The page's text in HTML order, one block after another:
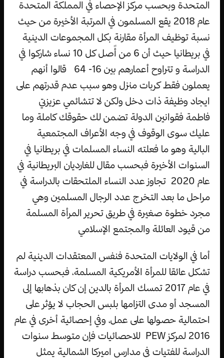
المتحدة وبحسب مركز الإحصاء في المملكة المتحدة
عام 2018 يقع المسلمون في المرتبة الأخيرة من حيث
نسبة توظيف المرأة مقارنة بكل المجموعات الدينية
في بريطانيا حيث أن 6 من أًصل كل 10 نساء شاركوا في
الدراسة و تتراوح أعمارهم بين 16- 64 قالوا أنهم
يعملون فقط كربات منزل وهو سبب عدم قدرتهم على
ايجاد وظيفة ذات دخل ولكن لا تتشائمي عزيزتي
فاطمة فقوانين الدولة تضمن لك حقوقك كاملة وما
عليك سوى الوقوف في وجه الأعراف المجتمعية
البالية وهو ما فعلته النساء المسلمات في بريطانيا في
السنوات الأخيرة فبحسب مقال للغارديان البريطانية في
عام 2020 تجاوز عدد النساء الملتحقات بالدراسة في
مراحل ما بعد التخرج عدد الرجال المسلمين وهي
مجرد خطوة صغيرة في طريق تحرير المرأة المسلمة
من قيود العائلة والمجتمع الإسلامي
أما في الولايات المتحدة فنفس المعتقدات الدينية لم
تشكل عائقا للمرأة الأمريكية المسلمة، فبحسب دراسة
في عام 2017 تمسك المرأة بالدين إن كان بذهابها إلى
المسجد أو مدى التزامها بلبس الحجاب لا يؤثر على
احتمالية حصولها على عمل، وفي إحصائية أخرى في عام
2016 لمركز PEW للاحصائيات فإن متوسط سنوات
الدراسة للفتيات في مدارس اميركا الشمالية يمثل